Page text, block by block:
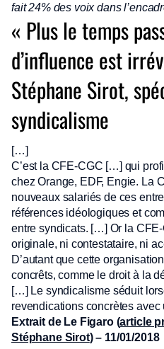
fait 24% des voix dans
« Plus le temps
d’influence est
Stéphane Sirot,
syndicalisme
[…]
C’est la CFE-CGC […] qui
chez Orange, EDF, Engie. La
nouveaux salariés de ces
références idéologiques et
entre syndicats. […] Or la
originale, ni contestataire, ni
D’autant que cette
concrêts, comme le droit à la
[…] Le syndicalisme séduit
revendications concrètes
Extrait de Le Figaro (article
Stéphane Sirot) – 11/01/2018